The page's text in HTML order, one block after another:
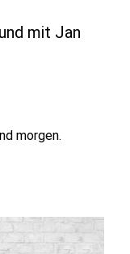
mit Jan
morgen.